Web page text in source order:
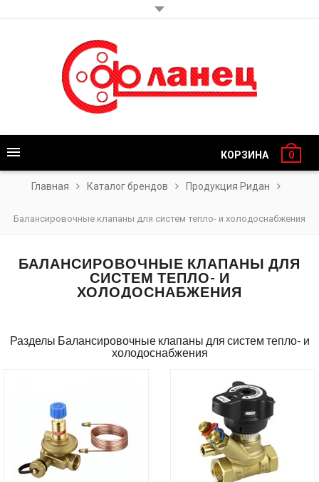
КОРЗИНА 0
Главная Каталог брендов Продукция Ридан
Балансировочные клапаны для систем тепло- и холодоснабжения
БАЛАНСИРОВОЧНЫЕ КЛАПАНЫ ДЛЯ
СИСТЕМ ТЕПЛО- И
ХОЛОДОСНАБЖЕНИЯ
Разделы Балансировочные клапаны для систем тепло- и
холодоснабжения